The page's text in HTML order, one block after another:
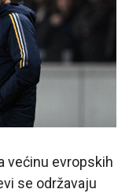
većinu evropskih
se održavaju